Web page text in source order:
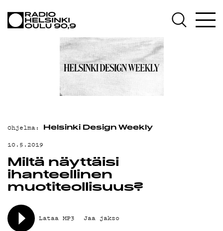
AJANKOHTAISTA
OHJELMAT
TEKIJÄT
ON-DEMAND
MAINOSTA
YHTEYSTIEDOT
G LIVELAB
YSTÄVÄKLUBI
TIETOSUOJA
Ohjelma: Helsinki Design Weekly
10.5.2019
Miltä näyttäisi
ihanteellinen
muotiteollisuus?
Lataa MP3 Jaa jakso